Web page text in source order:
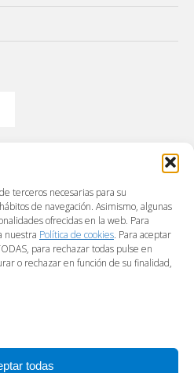
terceros necesarias para su
de navegación. Asimismo, algunas
ofrecidas en la web. Para
nuestra Política de cookies. Para aceptar
para rechazar todas pulse en
o rechazar en función de su finalidad,
todas